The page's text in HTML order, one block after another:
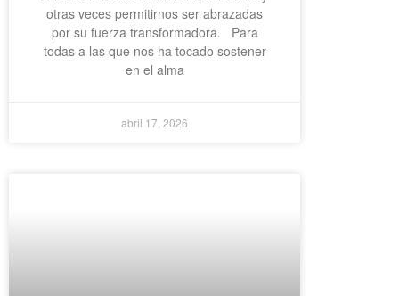
otras veces permitirnos ser abrazadas
por su fuerza transformadora. Para
todas a las que nos ha tocado sostener
en el alma
abril 17, 2026